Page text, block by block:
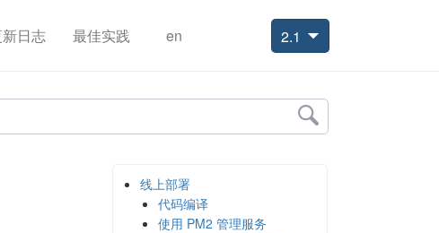
日志 最佳实践 en 2.1
线上部署
代码编译
使用 PM2 管理服务